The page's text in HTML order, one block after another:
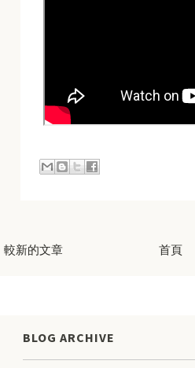
較新的文章 首頁
BLOG ARCHIVE